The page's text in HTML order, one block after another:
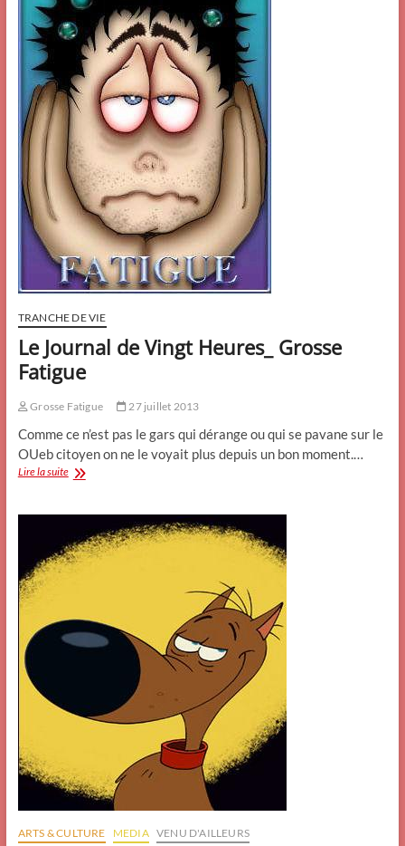
TRANCHE DE VIE
Le Journal de Vingt Heures_ Grosse
Fatigue
Grosse Fatigue 27 juillet 2013
Comme ce n’est pas le gars qui dérange ou qui se pavane sur le
OUeb citoyen on ne le voyait plus depuis un bon moment.…
Lire la suiteLe
Heures_
Grosse
Fatigue
ARTS & CULTURE MEDIA VENU D'AILLEURS